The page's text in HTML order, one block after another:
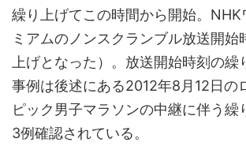
繰り上げてこの時間から開始。NHK
ミアムのノンスクランブル放送開始
上げとなった）。放送開始時刻の繰
事例は後述にある2012年8月12日の
ピック男子マラソンの中継に伴う繰
3例確認されている。